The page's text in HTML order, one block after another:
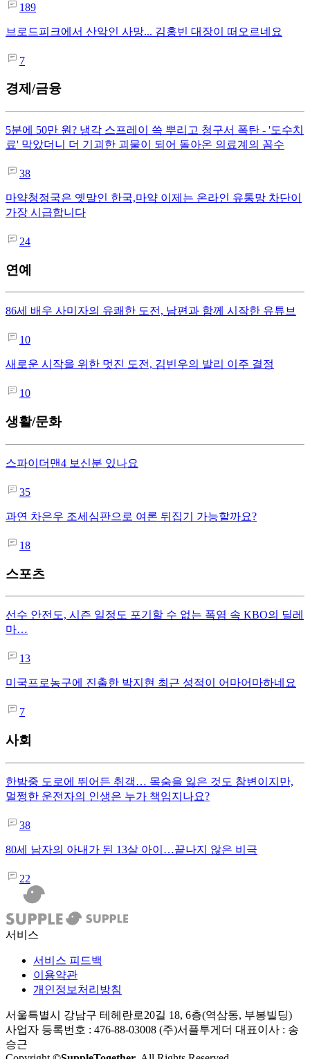
189
브로드피크에서 산악인 사망... 김홍빈 대장이 떠오르네요
7
경제/금융
5분에 50만 원? 냉각 스프레이 쓱 뿌리고 청구서 폭탄 - '도수치
료' 막았더니 더 기괴한 괴물이 되어 돌아온 의료계의 꼼수
38
마약청정국은 옛말인 한국,마약 이제는 온라인 유통망 차단이
가장 시급합니다
24
연예
86세 배우 사미자의 유쾌한 도전, 남편과 함께 시작한 유튜브
10
새로운 시작을 위한 멋진 도전, 김빈우의 발리 이주 결정
10
생활/문화
스파이더맨4 보신분 있나요
35
과연 차은우 조세심판으로 여론 뒤집기 가능할까요?
18
스포츠
선수 안전도, 시즌 일정도 포기할 수 없는 폭염 속 KBO의 딜레
마…
13
미국프로농구에 진출한 박지현 최근 성적이 어마어마하네요
7
사회
한밤중 도로에 뛰어든 취객… 목숨을 잃은 것도 참변이지만,
멀쩡한 운전자의 인생은 누가 책임지나요?
38
80세 남자의 아내가 된 13살 아이…끝나지 않은 비극
22
서비스
서비스 피드백
이용약관
개인정보처리방침
서울특별시 강남구 테헤란로20길 18, 6층(역삼동, 부봉빌딩)
사업자 등록번호 : 476-88-03008 (주)서플투게더 대표이사 : 송
승근